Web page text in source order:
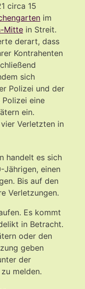
circa 15
im
Mitte in Streit.
derart, dass
Kontrahenten
sich
Polizei und der
eine
ein.
Verletzten in
handelt es sich
Jährigen, einen
Bis auf den
Verletzungen.
Es kommt
in Betracht.
oder den
geben
der
melden.